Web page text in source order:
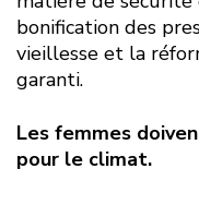
bonification des
vieillesse et la
garanti.
Les femmes
pour le climat.